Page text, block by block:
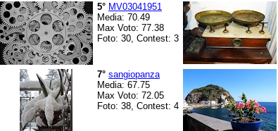
5° MV03041951
Media: 70.49
Max Voto: 77.38
Foto: 30, Contest: 3
7° sangiopanza
Media: 67.75
Max Voto: 72.05
Foto: 38, Contest: 4